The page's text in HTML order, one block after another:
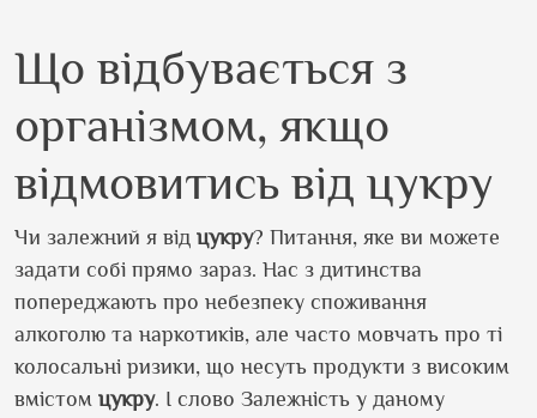
Що відбувається з
організмом, якщо
відмовитись від цукру
Чи залежний я від цукру? Питання, яке ви можете
задати собі прямо зараз. Нас з дитинства
попереджають про небезпеку споживання
алкоголю та наркотиків, але часто мовчать про ті
колосальні ризики, що несуть продукти з високим
вмістом цукру. І слово Залежність у даному